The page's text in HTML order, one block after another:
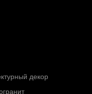
декор